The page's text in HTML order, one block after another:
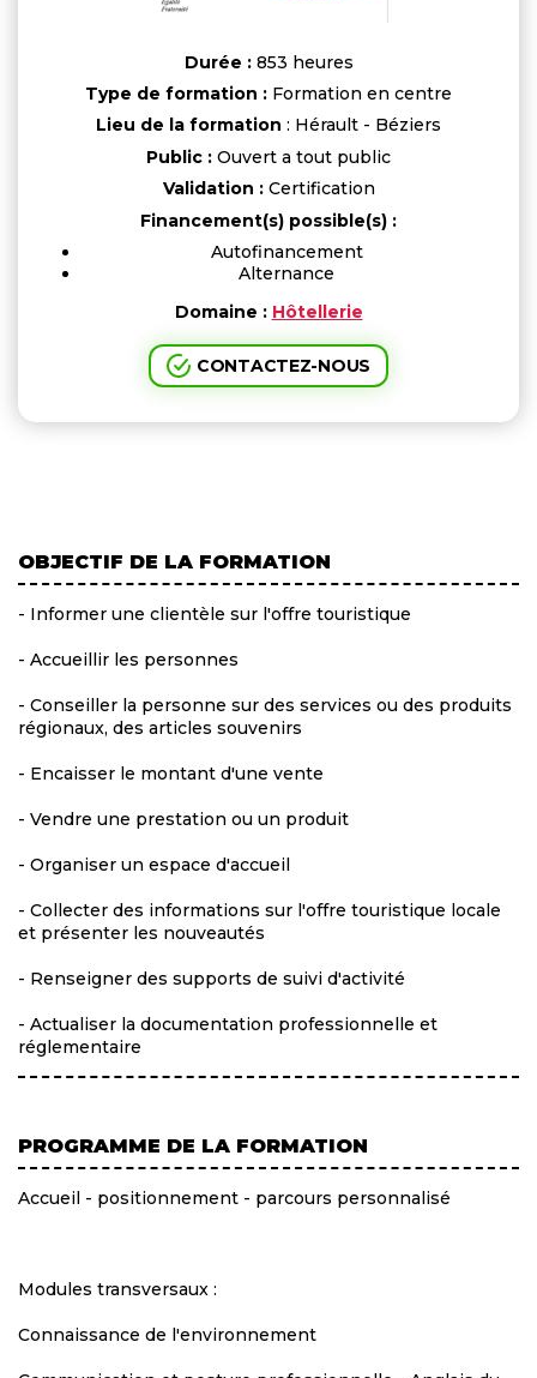
Durée :853 heures
Type de formation : Formation en centre
Lieu de la formation : Hérault - Béziers
Public : Ouvert a tout public
Validation :Certification
Financement(s) possible(s) :
Autofinancement
Alternance
Domaine : Hôtellerie
CONTACTEZ-NOUS
OBJECTIF DE LA FORMATION
- Informer une clientèle sur l'offre touristique
- Accueillir les personnes
- Conseiller la personne sur des services ou des produits
régionaux, des articles souvenirs
- Encaisser le montant d'une vente
- Vendre une prestation ou un produit
- Organiser un espace d'accueil
- Collecter des informations sur l'offre touristique locale
et présenter les nouveautés
- Renseigner des supports de suivi d'activité
- Actualiser la documentation professionnelle et
réglementaire
PROGRAMME DE LA FORMATION
Accueil - positionnement - parcours personnalisé
Modules transversaux :
Connaissance de l'environnement